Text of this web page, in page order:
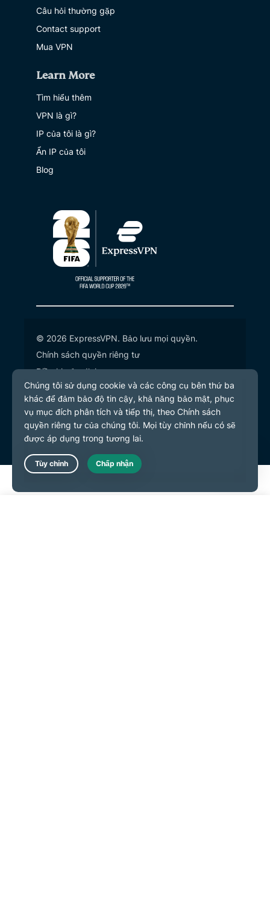
Câu hỏi thường gặp
Contact support
Mua VPN
Learn More
Tìm hiểu thêm
VPN là gì?
IP của tôi là gì?
Ẩn IP của tôi
Blog
© 2026 ExpressVPN. Bảo lưu mọi quyền.
Chính sách quyền riêng tư
Điều khoản dịch vụ
Tùy chọn cookie